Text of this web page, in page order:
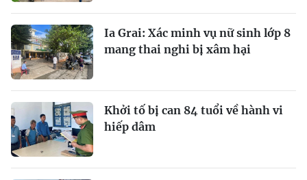
Ia Grai: Xác minh vụ nữ sinh lớp 8
mang thai nghi bị xâm hại
Khởi tố bị can 84 tuổi về hành vi
hiếp dâm